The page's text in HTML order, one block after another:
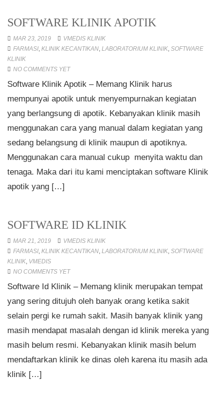
SOFTWARE KLINIK APOTIK
MAR 23, 2019
VMEDIS KLINIK
FARMASI, KLINIK KECANTIKAN, LABORATORIUM KLINIK, SOFTWARE
KLINIK
NO COMMENTS YET
Software Klinik Apotik – Memang Klinik harus
mempunyai apotik untuk menyempurnakan kegiatan
yang berlangsung di apotik. Kebanyakan klinik masih
menggunakan cara yang manual dalam kegiatan yang
sedang belangsung di klinik maupun di apotiknya.
Menggunakan cara manual cukup menyita waktu dan
tenaga. Maka dari itu kami menciptakan software Klinik
apotik yang […]
SOFTWARE ID KLINIK
MAR 21, 2019
VMEDIS KLINIK
FARMASI, KLINIK KECANTIKAN, LABORATORIUM KLINIK, SOFTWARE
KLINIK, VMEDIS
NO COMMENTS YET
Software Id Klinik – Memang klinik merupakan tempat
yang sering ditujuh oleh banyak orang ketika sakit
selain pergi ke rumah sakit. Masih banyak klinik yang
masih mendapat masalah dengan id klinik mereka yang
masih belum resmi. Kebanyakan klinik masih belum
mendaftarkan klinik ke dinas oleh karena itu masih ada
klinik […]